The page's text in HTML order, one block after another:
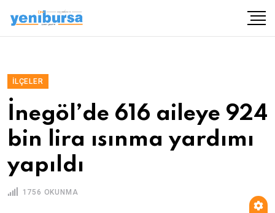
İLÇELER
İnegöl’de 616 aileye 924
bin lira ısınma yardımı
yapıldı
1756 OKUNMA